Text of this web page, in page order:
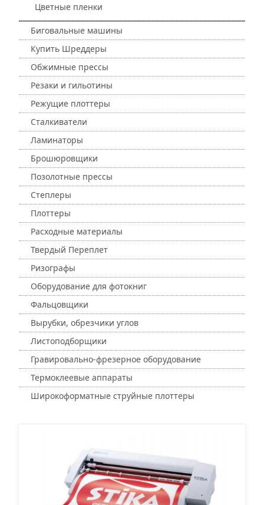
Цветные пленки
Биговальные машины
Купить Шреддеры
Обжимные прессы
Резаки и гильотины
Режущие плоттеры
Сталкиватели
Ламинаторы
Брошюровщики
Позолотные прессы
Степлеры
Плоттеры
Расходные материалы
Твердый Переплет
Ризографы
Оборудование для фотокниг
Фальцовщики
Вырубки, обрезчики углов
Листоподборщики
Гравировально-фрезерное оборудование
Термоклеевые аппараты
Широкоформатные струйные плоттеры